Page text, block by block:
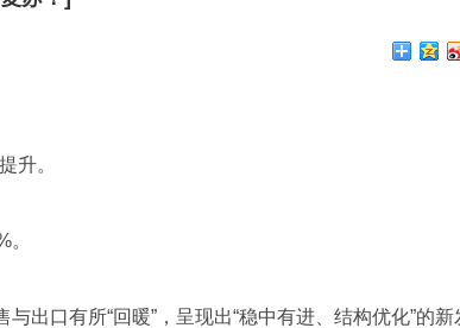
升。
出口有所“回暖”，呈现出“稳中有进、结构优化”的